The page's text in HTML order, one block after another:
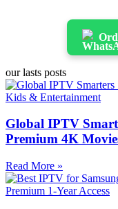
our lasts posts
Global IPTV
Premium 4K
Read More »